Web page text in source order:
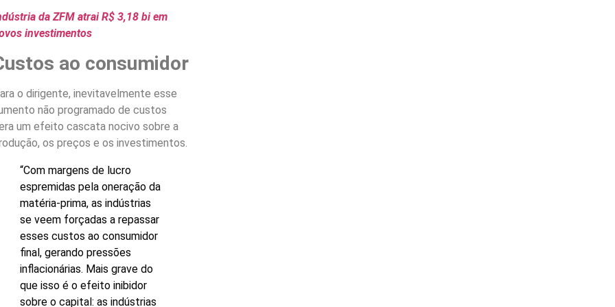
da ZFM atrai R$ 3,18 bi em
investimentos
ao consumidor
o dirigente, inevitavelmente esse
não programado de custos
um efeito cascata nocivo sobre a
os preços e os investimentos.
“Com margens de lucro
espremidas pela oneração da
matéria-prima, as indústrias
se veem forçadas a repassar
esses custos ao consumidor
final, gerando pressões
inflacionárias. Mais grave do
que isso é o efeito inibidor
sobre o capital: as indústrias